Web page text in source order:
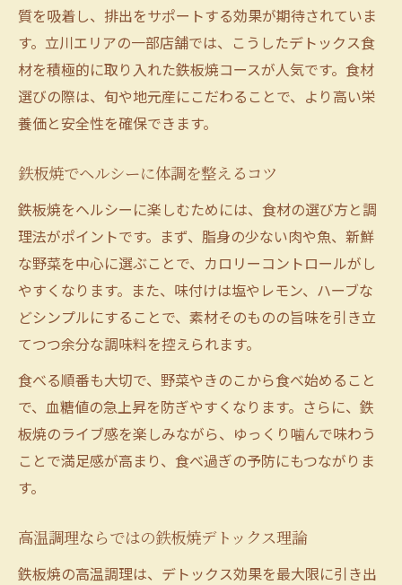
質を吸着し、排出をサポートする効果が期待されていま
す。立川エリアの一部店舗では、こうしたデトックス食
材を積極的に取り入れた鉄板焼コースが人気です。食材
選びの際は、旬や地元産にこだわることで、より高い栄
養価と安全性を確保できます。
鉄板焼でヘルシーに体調を整えるコツ
鉄板焼をヘルシーに楽しむためには、食材の選び方と調
理法がポイントです。まず、脂身の少ない肉や魚、新鮮
な野菜を中心に選ぶことで、カロリーコントロールがし
やすくなります。また、味付けは塩やレモン、ハーブな
どシンプルにすることで、素材そのものの旨味を引き立
てつつ余分な調味料を控えられます。
食べる順番も大切で、野菜やきのこから食べ始めること
で、血糖値の急上昇を防ぎやすくなります。さらに、鉄
板焼のライブ感を楽しみながら、ゆっくり噛んで味わう
ことで満足感が高まり、食べ過ぎの予防にもつながりま
す。
高温調理ならではの鉄板焼デトックス理論
鉄板焼の高温調理は、デトックス効果を最大限に引き出